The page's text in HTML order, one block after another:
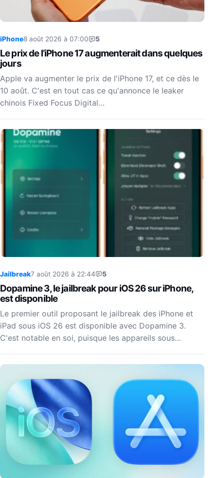
iPhone8 août 2026 à 07:00 5
Le prix de l’iPhone 17 augmenterait dans quelques
jours
Apple va augmenter le prix de l'iPhone 17, et ce dès le
10 août. C'est en tout cas ce qu'annonce le leaker
chinois Fixed Focus Digital…
Jailbreak7 août 2026 à 22:44 5
Dopamine 3, le jailbreak pour iOS 26 sur iPhone,
est disponible
Le premier outil proposant le jailbreak des iPhone et
iPad sous iOS 26 est disponible avec Dopamine 3.
C'est notable en soi, puisque les appareils sous…